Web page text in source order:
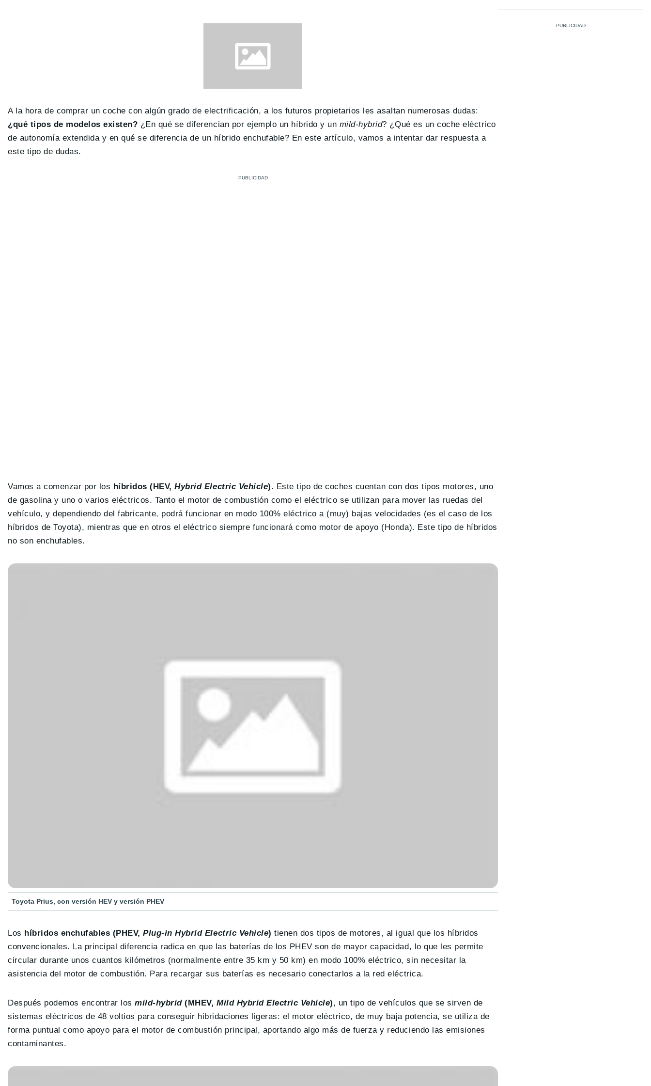
A la hora de comprar un coche con algún grado de electrificación, a los futuros propietarios les asaltan numerosas dudas:
¿qué tipos de modelos existen? ¿En qué se diferencian por ejemplo un híbrido y un mild-hybrid? ¿Qué es un coche eléctrico
de autonomía extendida y en qué se diferencia de un híbrido enchufable? En este artículo, vamos a intentar dar respuesta a
este tipo de dudas.
Vamos a comenzar por los híbridos (HEV, Hybrid Electric Vehicle). Este tipo de coches cuentan con dos tipos motores, uno
de gasolina y uno o varios eléctricos. Tanto el motor de combustión como el eléctrico se utilizan para mover las ruedas del
vehículo, y dependiendo del fabricante, podrá funcionar en modo 100% eléctrico a (muy) bajas velocidades (es el caso de los
híbridos de Toyota), mientras que en otros el eléctrico siempre funcionará como motor de apoyo (Honda). Este tipo de híbridos
no son enchufables.
Toyota Prius, con versión HEV y versión PHEV
Los híbridos enchufables (PHEV,Plug-in Hybrid Electric Vehicle) tienen dos tipos de motores, al igual que los híbridos
convencionales. La principal diferencia radica en que las baterías de los PHEV son de mayor capacidad, lo que les permite
circular durante unos cuantos kilómetros (normalmente entre 35 km y 50 km) en modo 100% eléctrico, sin necesitar la
asistencia del motor de combustión. Para recargar sus baterías es necesario conectarlos a la red eléctrica.
Después podemos encontrar losmild-hybrid(MHEV,Mild Hybrid Electric Vehicle), un tipo de vehículos que se sirven de
sistemas eléctricos de 48 voltios para conseguir hibridaciones ligeras: el motor eléctrico, de muy baja potencia, se utiliza de
forma puntual como apoyo para el motor de combustión principal, aportando algo más de fuerza y reduciendo las emisiones
contaminantes.